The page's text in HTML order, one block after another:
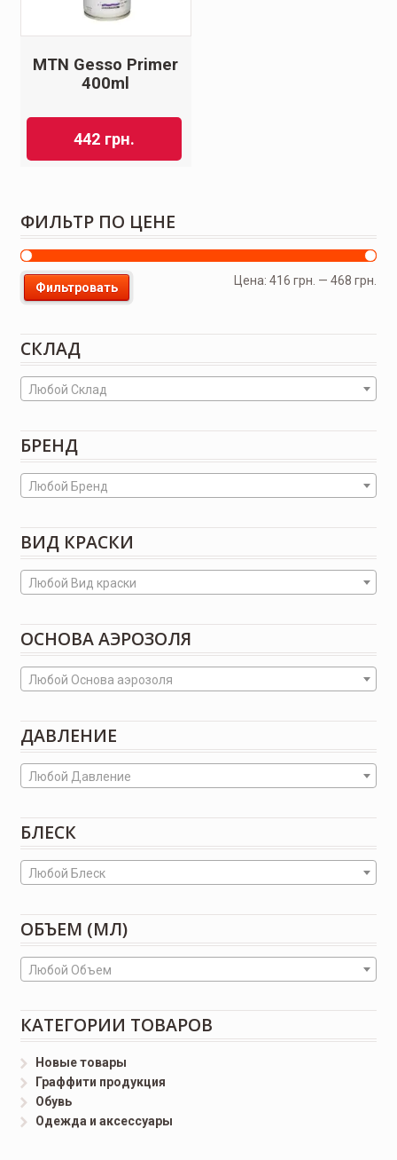
MTN Gesso Primer
400ml
442 грн.
ФИЛЬТР ПО ЦЕНЕ
Фильтровать
Цена:416 грн. —468 грн.
СКЛАД
Любой Склад
БРЕНД
Любой Бренд
ВИД КРАСКИ
Любой Вид краски
ОСНОВА АЭРОЗОЛЯ
Любой Основа аэрозоля
ДАВЛЕНИЕ
Любой Давление
БЛЕСК
Любой Блеск
ОБЪЕМ (МЛ)
Любой Объем
КАТЕГОРИИ ТОВАРОВ
Новые товары
Граффити продукция
Обувь
Одежда и аксессуары